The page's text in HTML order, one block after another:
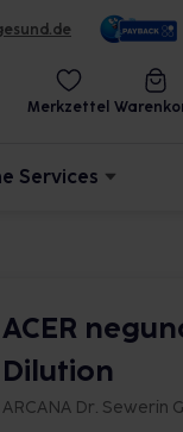
Merkzettel
Services
ACER
Dilution
ARCANA Dr. Sewerin